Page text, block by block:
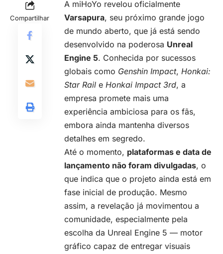
Compartilhar
A miHoYo revelou oficialmente
Varsapura, seu próximo grande jogo
de mundo aberto, que já está sendo
desenvolvido na poderosa Unreal
Engine 5. Conhecida por sucessos
globais como Genshin Impact, Honkai:
Star Rail e Honkai Impact 3rd, a
empresa promete mais uma
experiência ambiciosa para os fãs,
embora ainda mantenha diversos
detalhes em segredo.
Até o momento, plataformas e data de
lançamento não foram divulgadas, o
que indica que o projeto ainda está em
fase inicial de produção. Mesmo
assim, a revelação já movimentou a
comunidade, especialmente pela
escolha da Unreal Engine 5 — motor
gráfico capaz de entregar visuais